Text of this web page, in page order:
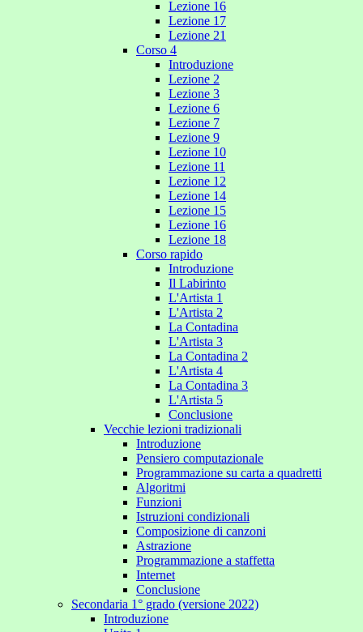
Lezione 16
Lezione 17
Lezione 21
Corso 4
Introduzione
Lezione 2
Lezione 3
Lezione 6
Lezione 7
Lezione 9
Lezione 10
Lezione 11
Lezione 12
Lezione 14
Lezione 15
Lezione 16
Lezione 18
Corso rapido
Introduzione
Il Labirinto
L'Artista 1
L'Artista 2
La Contadina
L'Artista 3
La Contadina 2
L'Artista 4
La Contadina 3
L'Artista 5
Conclusione
Vecchie lezioni tradizionali
Introduzione
Pensiero computazionale
Programmazione su carta a quadretti
Algoritmi
Funzioni
Istruzioni condizionali
Composizione di canzoni
Astrazione
Programmazione a staffetta
Internet
Conclusione
Secondaria 1° grado (versione 2022)
Introduzione